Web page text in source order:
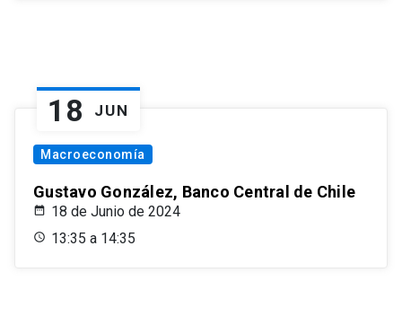
18 JUN
Macroeconomía
Gustavo González, Banco Central de Chile
18 de Junio de 2024
13:35 a 14:35